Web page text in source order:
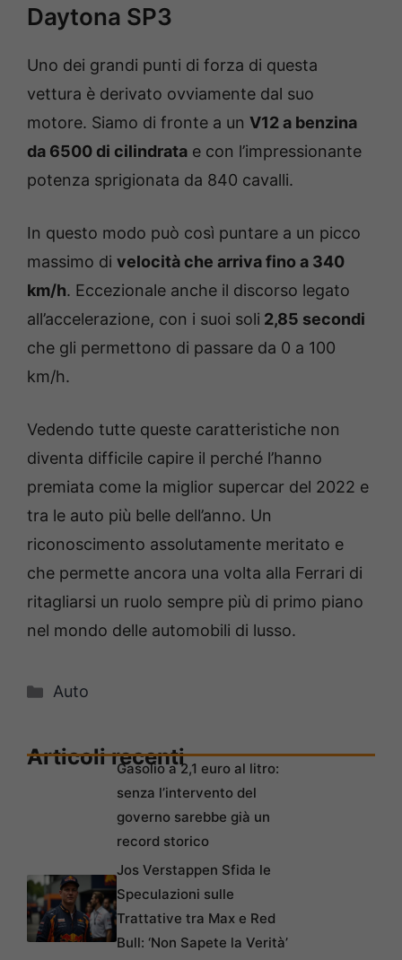
Daytona SP3
Uno dei grandi punti di forza di questa
vettura è derivato ovviamente dal suo
motore. Siamo di fronte a un V12 a benzina
da 6500 di cilindrata e con l’impressionante
potenza sprigionata da 840 cavalli.
In questo modo può così puntare a un picco
massimo di velocità che arriva fino a 340
km/h. Eccezionale anche il discorso legato
all’accelerazione, con i suoi soli 2,85 secondi
che gli permettono di passare da 0 a 100
km/h.
Vedendo tutte queste caratteristiche non
diventa difficile capire il perché l’hanno
premiata come la miglior supercar del 2022 e
tra le auto più belle dell’anno. Un
riconoscimento assolutamente meritato e
che permette ancora una volta alla Ferrari di
ritagliarsi un ruolo sempre più di primo piano
nel mondo delle automobili di lusso.
Categorie
Auto
Articoli recentiGasolio a 2,1 euro al litro:
senza l’intervento del
governo sarebbe già un
record storico
Jos Verstappen Sfida le
Speculazioni sulle
Trattative tra Max e Red
Bull: ‘Non Sapete la Verità’